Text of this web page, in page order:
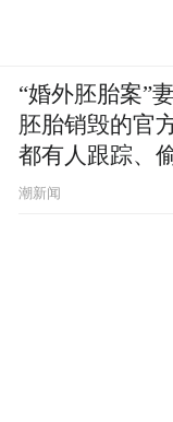
“婚外胚胎案”
胚胎销毁的官
都有人跟踪、
潮新闻